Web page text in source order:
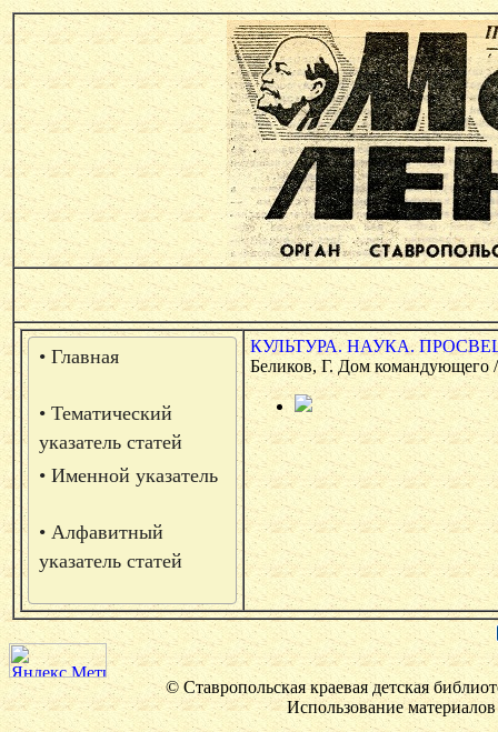
• Главная
• Тематический
указатель статей
• Именной указатель
• Алфавитный
указатель статей
КУЛЬТУРА. НАУКА.
Беликов, Г. Дом командующего
© Ставропольская краевая детская
Использование